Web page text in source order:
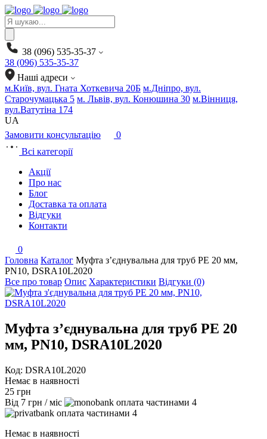
Products
search
38 (096) 535-35-37
38 (096) 535-35-37
Наші адреси
м.Київ, вул. Гната Хоткевича 20Б м.Дніпро, вул.
Старочумацька 5 м. Львів, вул. Конюшина 30 м.Вінниця,
вул.Ватутіна 174
UA
Замовити консультацію
0
Всі категорії
Акції
Про нас
Блог
Доставка та оплата
Відгуки
Контакти
0
Головна Каталог Муфта з’єднувальна для труб PE 20 мм,
PN10, DSRA10L2020
Все про товар Опис Характеристики Відгуки (0)
Муфта з’єднувальна для труб PE 20
мм, PN10, DSRA10L2020
Код: DSRA10L2020
Немає в наявності
25 грн
Від 7 грн / міс
4
4
Немає в наявності